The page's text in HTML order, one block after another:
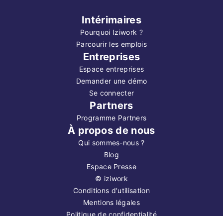
Intérimaires
Pourquoi Iziwork ?
Parcourir les emplois
Entreprises
Espace entreprises
Demander une démo
Se connecter
Partners
Programme Partners
À propos de nous
Qui sommes-nous ?
Blog
Espace Presse
© iziwork
Conditions d'utilisation
Mentions légales
Politique de confidentialité